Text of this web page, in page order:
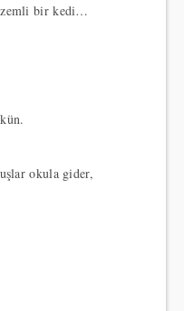
bir kedi…
okula gider,